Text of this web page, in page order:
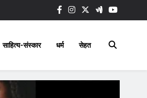
साहित्य-संस्कार धर्म सेहत